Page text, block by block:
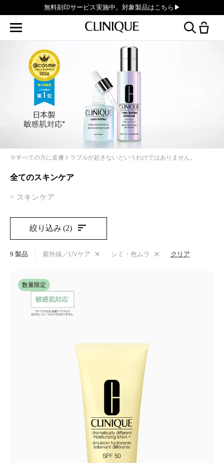
無料刻印サービス実施中。対象製品はこちら▶︎
※すべての方に皮膚トラブルが起きないというわけではありません。
全てのスキンケア
スキンケア
絞り込み (2)
9 製品 紫外線／UVケア シミ・色ムラ クリア
数量限定